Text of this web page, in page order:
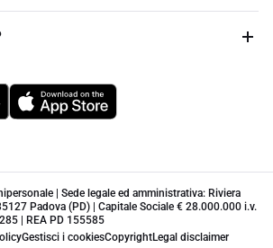
| Sede legale ed amministrativa: Riviera
Padova (PD) | Capitale Sociale € 28.000.000 i.v.
| REA PD 155585
Gestisci i cookiesCopyrightLegal disclaimer